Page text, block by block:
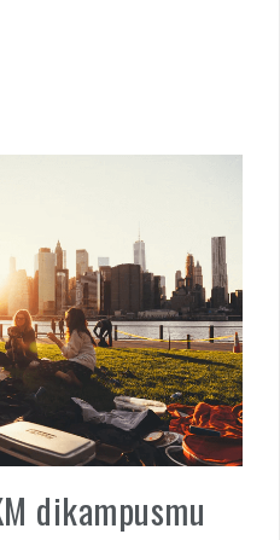
dikampusmu